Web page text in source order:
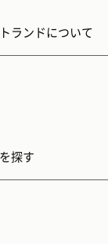
ランドについて
探す